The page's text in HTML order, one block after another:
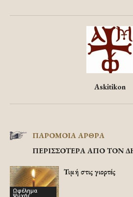
Askitikon
ΠΑΡΟΜΟΙΑ ΑΡΘΡΑ
ΠΕΡΙΣΣΟΤΕΡΑ ΑΠΟ ΤΟΝ
Ωφέλημα
Ψυχής
Τιμή στις γιορτές